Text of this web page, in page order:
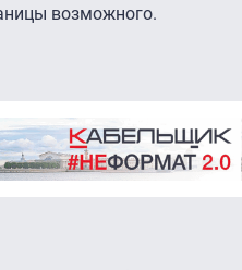
возможного.